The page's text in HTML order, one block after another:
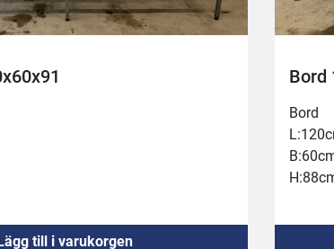
Lägg till i varukorgen
Bord
Bord